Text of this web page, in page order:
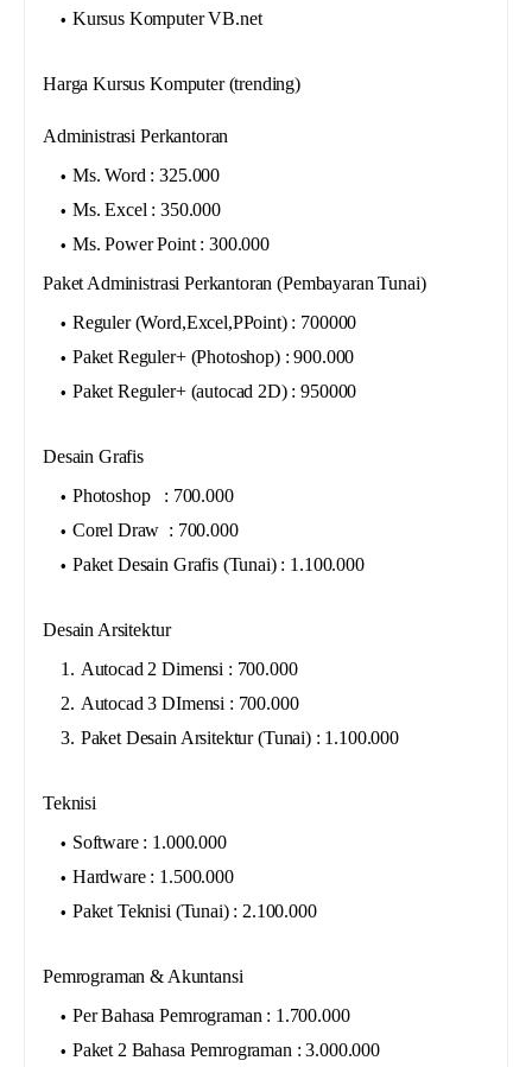
Kursus Komputer VB.net
Harga Kursus Komputer (trending)
Administrasi Perkantoran
Ms. Word : 325.000
Ms. Excel : 350.000
Ms. Power Point : 300.000
Paket Administrasi Perkantoran (Pembayaran Tunai)
Reguler (Word,Excel,PPoint) : 700000
Paket Reguler+ (Photoshop) : 900.000
Paket Reguler+ (autocad 2D) : 950000
Desain Grafis
Photoshop : 700.000
Corel Draw : 700.000
Paket Desain Grafis (Tunai) : 1.100.000
Desain Arsitektur
Autocad 2 Dimensi : 700.000
Autocad 3 DImensi : 700.000
Paket Desain Arsitektur (Tunai) : 1.100.000
Teknisi
Software : 1.000.000
Hardware : 1.500.000
Paket Teknisi (Tunai) : 2.100.000
Pemrograman & Akuntansi
Per Bahasa Pemrograman : 1.700.000
Paket 2 Bahasa Pemrograman : 3.000.000